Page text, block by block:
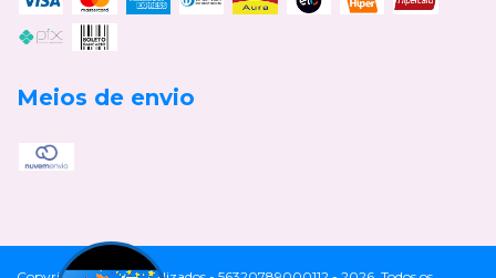
Meios de envio